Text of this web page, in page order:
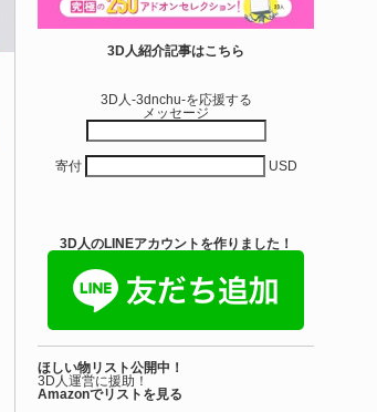
全無料＆CC0 で商用利用OK
ろいの氏（@SiroinoWorks）が以前から進
体モデル「SironoSotai」をリリースしまし
床医の3DCGアーティストが
づいて構築...
Tumblr
3D人紹介記事はこちら
3D人-3dnchu-を応援する
メッセージ
寄付 USD
3D人のLINEアカウントを作りました！
ほしい物リスト公開中！
3D人運営に援助！
Amazonでリストを見る